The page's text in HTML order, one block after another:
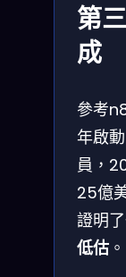
第
成
參考
年啟
員，
25億
證明
低估 。